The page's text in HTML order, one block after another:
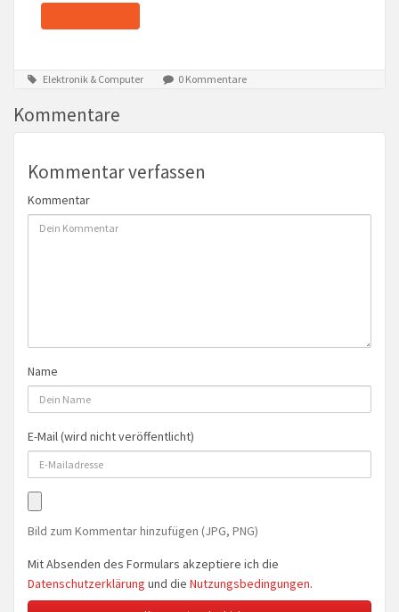
Elektronik & Computer 0 Kommentare
Kommentare
Kommentar verfassen
Kommentar
Name
E-Mail (wird nicht veröffentlicht)
Bild zum Kommentar hinzufügen (JPG, PNG)
Mit Absenden des Formulars akzeptiere ich die
Datenschutzerklärung und die Nutzungsbedingungen.